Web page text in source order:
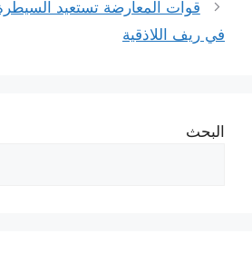
قوات المعارضة تستعيد
في ريف اللاذقية
البحث